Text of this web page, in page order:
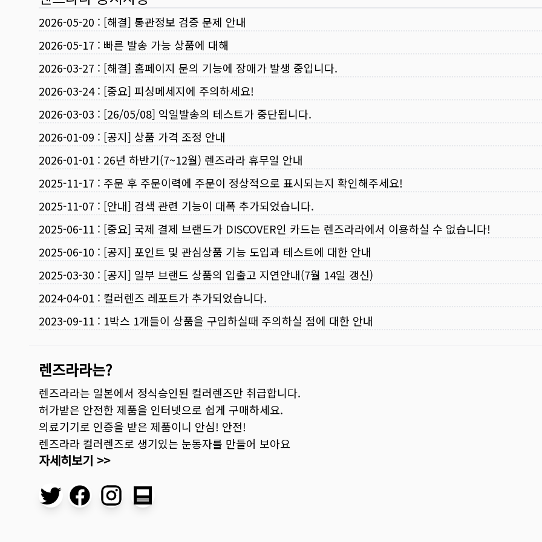
2026-05-20 : [해결] 통관정보 검증 문제 안내
2026-05-17 : 빠른 발송 가능 상품에 대해
2026-03-27 : [해결] 홈페이지 문의 기능에 장애가 발생 중입니다.
2026-03-24: [중요] 피싱메세지에 주의하세요!
2026-03-03 : [26/05/08] 익일발송의 테스트가 중단됩니다.
2026-01-09 : [공지] 상품 가격 조정 안내
2026-01-01 : 26년 하반기(7~12월) 렌즈라라 휴무일 안내
2025-11-17 : 주문 후 주문이력에 주문이 정상적으로 표시되는지 확인해주세요!
2025-11-07 : [안내] 검색 관련 기능이 대폭 추가되었습니다.
2025-06-11 : [중요] 국제 결제 브랜드가 DISCOVER인 카드는 렌즈라라에서 이용하실 수 없습니다!
2025-06-10 : [공지] 포인트 및 관심상품 기능 도입과 테스트에 대한 안내
2025-03-30 : [공지] 일부 브랜드 상품의 입출고 지연안내(7월 14일 갱신)
2024-04-01 : 컬러렌즈 레포트가 추가되었습니다.
2023-09-11 : 1박스 1개들이 상품을 구입하실때 주의하실 점에 대한 안내
렌즈라라는?
렌즈라라는 일본에서 정식승인된 컬러렌즈만 취급합니다.
허가받은 안전한 제품을 인터넷으로 쉽게 구매하세요.
의료기기로 인증을 받은 제품이니 안심! 안전!
렌즈라라 컬러렌즈로 생기있는 눈동자를 만들어 보아요
자세히보기 >>